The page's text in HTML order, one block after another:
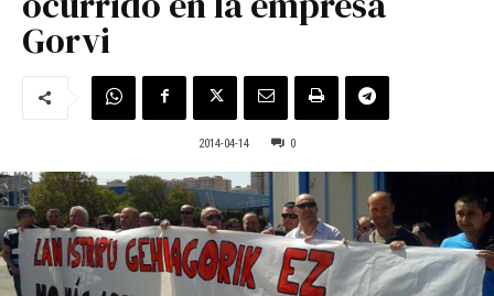
Gorvi
2014-04-14 0